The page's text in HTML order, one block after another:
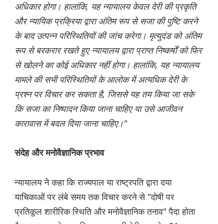
अधिकार होगा। हालांकि, यह न्यायालय केवल देरी की प्रकृति
और न्यायिक प्रक्रिया द्वारा अंतिम रूप से सजा की पुष्टि करने
के बाद उत्पन्न परिस्थितियों की जांच करेगा। मृत्युदंड को अंतिम
रूप से बरकरार रखते हुए न्यायालय द्वारा प्राप्त निष्कर्षों को फिर
से खोलने का कोई अधिकार नहीं होगा। हालांकि, यह न्यायालय
मामले की सभी परिस्थितियों के आलोक में अत्यधिक देरी के
प्रश्न पर विचार कर सकता है, जिससे यह तय किया जा सके
कि सजा का निष्पादन किया जाना चाहिए या उसे आजीवन
कारावास में बदल दिया जाना चाहिए।"
संदेह और मनोवैज्ञानिक प्रभाव
न्यायालय ने कहा कि राज्यपाल या राष्ट्रपति द्वारा दया
याचिकाओं पर लंबे समय तक विचार करने से "दोषी पर
प्रतिकूल शारीरिक स्थिति और मनोवैज्ञानिक तनाव" पैदा होता